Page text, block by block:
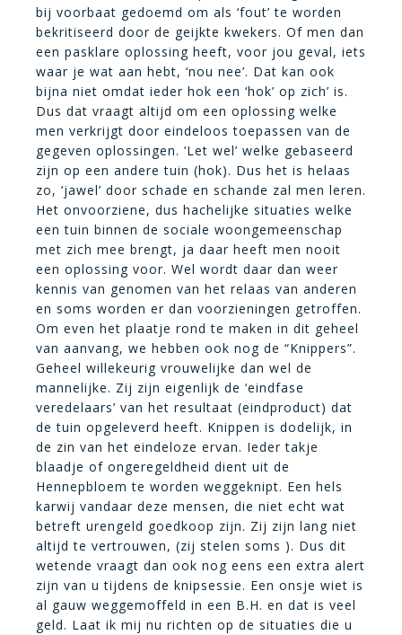
bij voorbaat gedoemd om als ‘fout’ te worden
bekritiseerd door de geijkte kwekers. Of men dan
een pasklare oplossing heeft, voor jou geval, iets
waar je wat aan hebt, ‘nou nee’. Dat kan ook
bijna niet omdat ieder hok een ‘hok’ op zich’ is.
Dus dat vraagt altijd om een oplossing welke
men verkrijgt door eindeloos toepassen van de
gegeven oplossingen. ‘Let wel’ welke gebaseerd
zijn op een andere tuin (hok). Dus het is helaas
zo, ‘jawel’ door schade en schande zal men leren.
Het onvoorziene, dus hachelijke situaties welke
een tuin binnen de sociale woongemeenschap
met zich mee brengt, ja daar heeft men nooit
een oplossing voor. Wel wordt daar dan weer
kennis van genomen van het relaas van anderen
en soms worden er dan voorzieningen getroffen.
Om even het plaatje rond te maken in dit geheel
van aanvang, we hebben ook nog de “Knippers”.
Geheel willekeurig vrouwelijke dan wel de
mannelijke. Zij zijn eigenlijk de ‘eindfase
veredelaars’ van het resultaat (eindproduct) dat
de tuin opgeleverd heeft. Knippen is dodelijk, in
de zin van het eindeloze ervan. Ieder takje
blaadje of ongeregeldheid dient uit de
Hennepbloem te worden weggeknipt. Een hels
karwij vandaar deze mensen, die niet echt wat
betreft urengeld goedkoop zijn. Zij zijn lang niet
altijd te vertrouwen, (zij stelen soms ). Dus dit
wetende vraagt dan ook nog eens een extra alert
zijn van u tijdens de knipsessie. Een onsje wiet is
al gauw weggemoffeld in een B.H. en dat is veel
geld. Laat ik mij nu richten op de situaties die u